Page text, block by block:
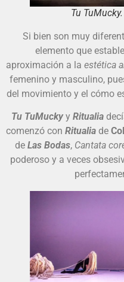
Tu
Si bien son muy
elemento que
aproximación a la estética
femenino y masculino,
del movimiento y el cómo
Tu TuMuckyy Ritualia
comenzó con Ritualia de
de Las Bodas, Cantata
poderoso y a veces